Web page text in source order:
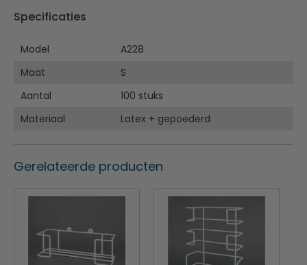
Specificaties
Model
A228
Maat
S
Aantal
100 stuks
Materiaal
Latex + gepoederd
Gerelateerde producten